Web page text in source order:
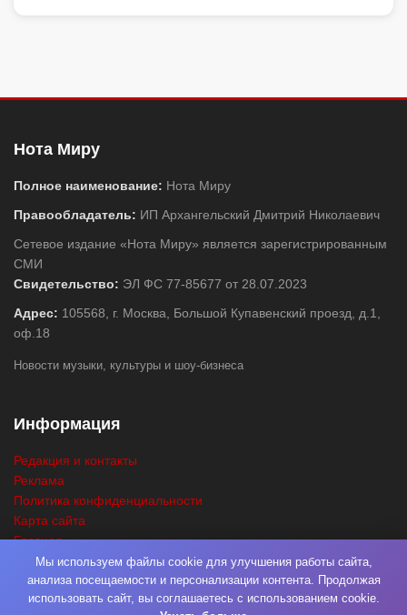
Нота Миру
Полное наименование: Нота Миру
Правообладатель: ИП Архангельский Дмитрий Николаевич
Сетевое издание «Нота Миру» является зарегистрированным
СМИ
Свидетельство: ЭЛ ФС 77-85677 от 28.07.2023
Адрес: 105568, г. Москва, Большой Купавенский проезд, д.1,
оф.18
Новости музыки, культуры и шоу-бизнеса
Информация
Редакция и контакты
Реклама
Политика конфиденциальности
Карта сайта
Главная
ПоискМы используем файлы cookie для улучшения работы сайта,
анализа посещаемости и персонализации контента. Продолжая
использовать сайт, вы соглашаетесь с использованием cookie.